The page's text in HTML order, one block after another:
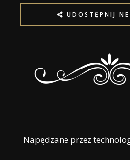
UDOSTĘPNIJ
Napędzane przez